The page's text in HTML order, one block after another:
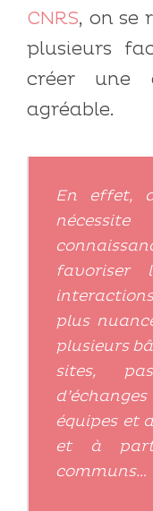
CNRS, on se
plusieurs
créer une
agréable.
En effet,
favoriser
plus
plusieurs
sites,
équipes et
et à
communs…